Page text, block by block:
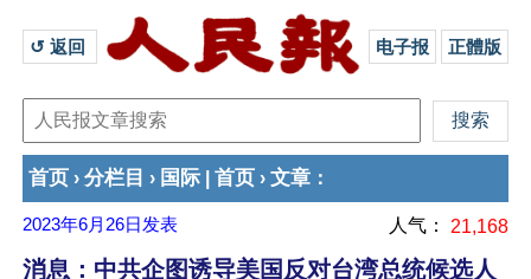
↺ 返回 电子报 正體版
首页 › 分栏目 › 国际 首页 › 文章 ：
2023年6月26日 发表 人气： 21,168
消息：中共企图诱导美国反对台湾总统候选人